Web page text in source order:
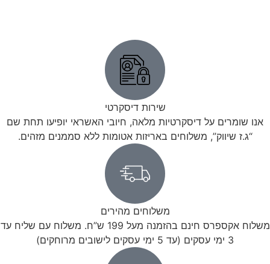
שירות דיסקרטי
אנו שומרים על דיסקרטיות מלאה, חיובי האשראי יופיעו תחת שם
“ג.ז שיווק”, משלוחים באריזות אטומות ללא סממנים מזהים.
משלוחים מהירים
משלוח אקספרס חינם בהזמנה מעל 199 ש”ח. משלוח עם שליח עד
3 ימי עסקים (עד 5 ימי עסקים לישובים מרוחקים)